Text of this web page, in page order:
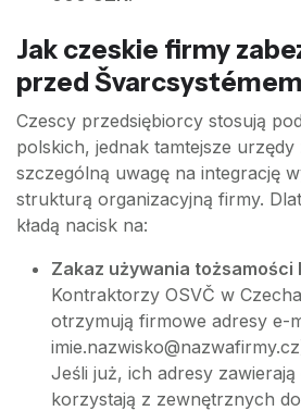
Jak czeskie firmy
przed
Czescy przedsiębiorcy stosują
polskich, jednak tamtejsze urzędy
szczególną uwagę na integrację
strukturą organizacyjną firmy.
kładą nacisk na:
Zakaz używania tożsamości
Kontraktorzy OSVČ w
otrzymują firmowe adresy e-
imie.nazwisko@nazwafirmy.cz
Jeśli już, ich adresy
korzystają z zewnętrznych